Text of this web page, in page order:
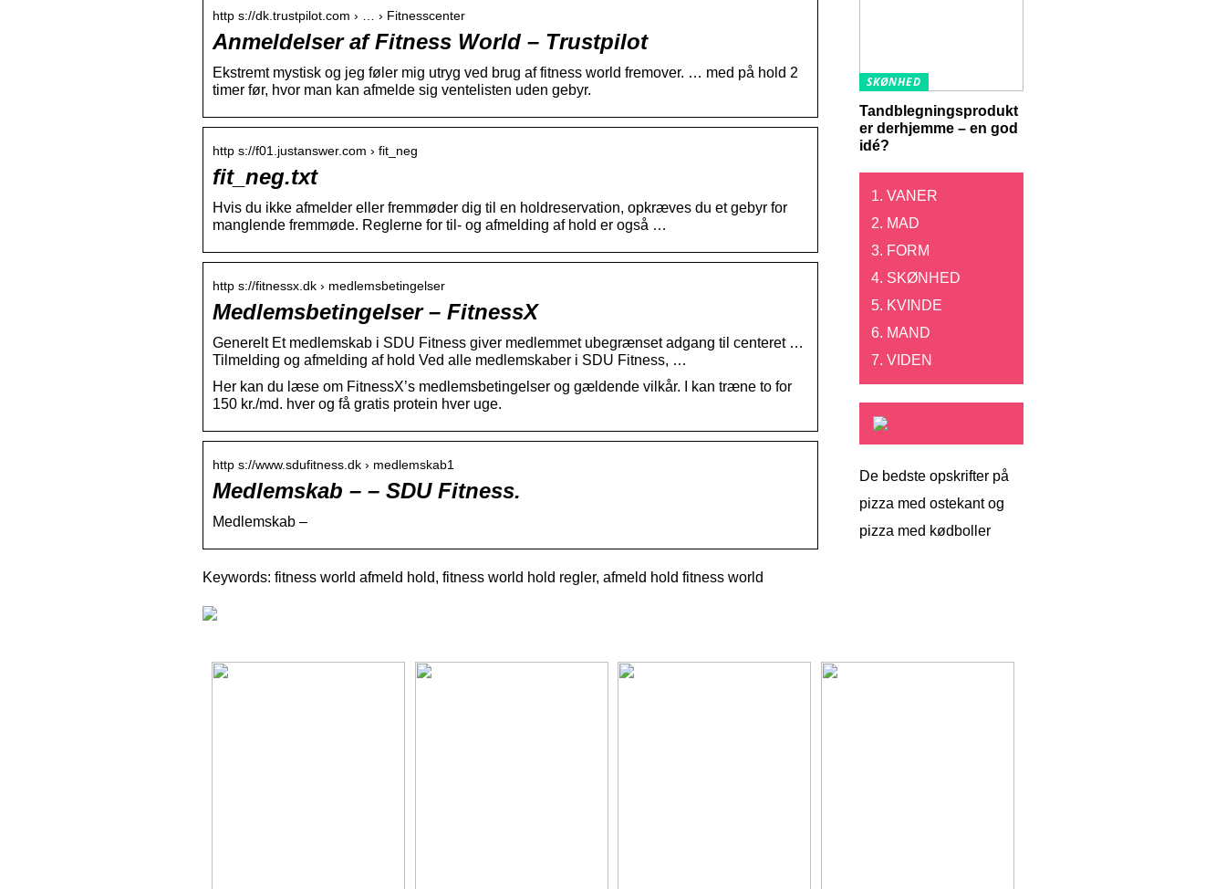
http s://dk.trustpilot.com › … › Fitnesscenter
Anmeldelser af Fitness World – Trustpilot
Ekstremt mystisk og jeg føler mig utryg ved brug af fitness world fremover. … med på hold 2
timer før, hvor man kan afmelde sig ventelisten uden gebyr.
http s://f01.justanswer.com › fit_neg
fit_neg.txt
Hvis du ikke afmelder eller fremmøder dig til en holdreservation, opkræves du et gebyr for
manglende fremmøde. Reglerne for til- og afmelding af hold er også …
http s://fitnessx.dk › medlemsbetingelser
Medlemsbetingelser – FitnessX
Generelt Et medlemskab i SDU Fitness giver medlemmet ubegrænset adgang til centeret …
Tilmelding og afmelding af hold Ved alle medlemskaber i SDU Fitness, …
Her kan du læse om FitnessX’s medlemsbetingelser og gældende vilkår. I kan træne to for
150 kr./md. hver og få gratis protein hver uge.
http s://www.sdufitness.dk › medlemskab1
Medlemskab – – SDU Fitness.
Medlemskab –
Keywords: fitness world afmeld hold, fitness world hold regler, afmeld hold fitness world
SKØNHED
Tandblegningsprodukt
er derhjemme – en god
idé?
VANER
MAD
FORM
SKØNHED
KVINDE
MAND
VIDEN
De bedste opskrifter på
pizza med ostekant og
pizza med kødboller